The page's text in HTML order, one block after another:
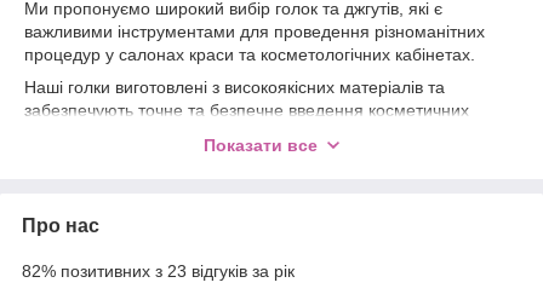
Ми пропонуємо широкий вибір голок та джгутів, які є
важливими інструментами для проведення різноманітних
процедур у салонах краси та косметологічних кабінетах.
Наші голки виготовлені з високоякісних матеріалів та
забезпечують точне та безпечне введення косметичних
процедурах мезотерапії, біоревіталізації, а також для
пов'язаних з венозним доступом, таких як введення філерів
надійну фіксацію вени, що дозволяє провести процедуру
Показати все
Про нас
82% позитивних з 23 відгуків за рік